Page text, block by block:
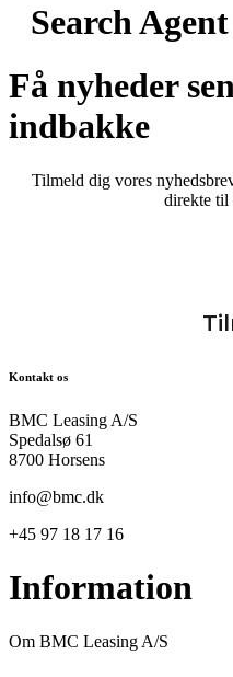
Search
Få nyheder
indbakke
Tilmeld dig vores
direkte til
Kontakt os
BMC Leasing A/S
Spedalsø 61
8700 Horsens
info@bmc.dk
+45 97 18 17 16
Information
Om BMC Leasing A/S